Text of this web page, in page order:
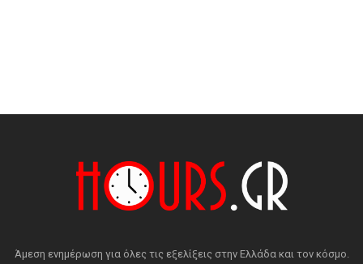
Άμεση ενημέρωση για όλες τις εξελίξεις στην Ελλάδα και τον κόσμο.